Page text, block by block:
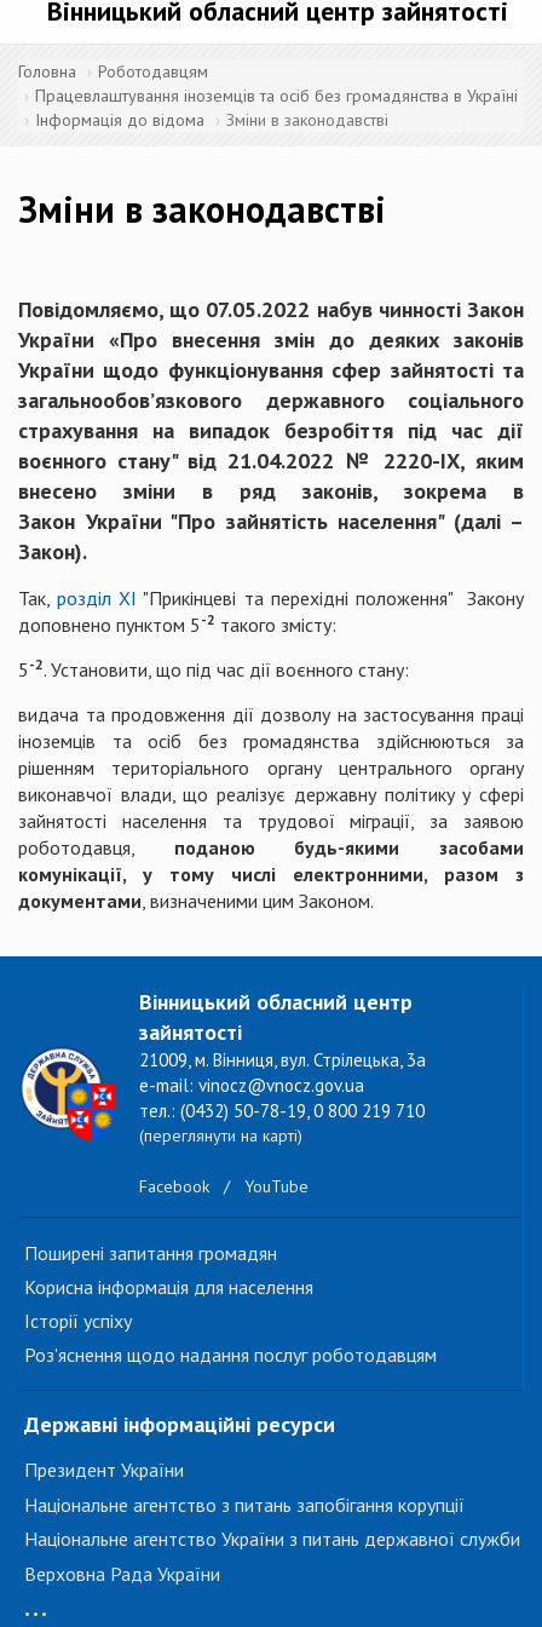
Вінницький обласний центр зайнятості
Головна
Роботодавцям
Працевлаштування іноземців та осіб без громадянства в Україні
Інформація до відома
Зміни в законодавстві
Зміни в законодавстві
Повідомляємо, що 07.05.2022 набув чинності Закон
України «Про внесення змін до деяких законів
України щодо функціонування сфер зайнятості та
загальнообов’язкового державного соціального
страхування на випадок безробіття під час дії
воєнного стану" від 21.04.2022 № 2220-IX, яким
внесено зміни в ряд законів, зокрема в
Закон України "Про зайнятість населення" (далі –
Закон).
Так,розділ XI "Прикінцеві та перехідні положення" Закону
доповнено пунктом 5 -2 такого змісту:
5 -2. Установити, що під час дії воєнного стану:
видача та продовження дії дозволу на застосування праці
іноземців та осіб без громадянства здійснюються за
рішенням територіального органу центрального органу
виконавчої влади, що реалізує державну політику у сфері
зайнятості населення та трудової міграції, за заявою
роботодавця, поданою будь-якими засобами
комунікації, у тому числі електронними, разом з
документами, визначеними цим Законом.
Вінницький обласний центр
зайнятості
21009, м. Вінниця, вул. Стрілецька, 3а
e-mail: vinocz@vnocz.gov.ua
тел.: (0432) 50-78-19, 0 800 219 710
(переглянути на карті)
Facebook / YouTube
Поширені запитання громадян
Корисна інформація для населення
Історії успіху
Роз'яснення щодо надання послуг роботодавцям
Державні інформаційні ресурси
Президент України
Національне агентство з питань запобігання корупції
Національне агентство України з питань державної служби
Верховна Рада України
...